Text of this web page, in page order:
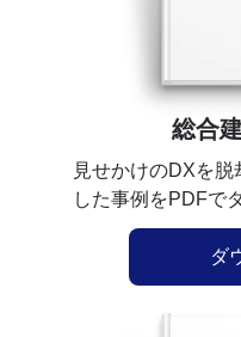
総合
見せかけのDXを
した事例をPDFで
ダ